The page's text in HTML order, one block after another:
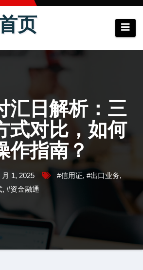
页
汇日解析：三
式对比，如何
作指南？
月 1, 2025 #信用证, #出口业务,
, #资金融通